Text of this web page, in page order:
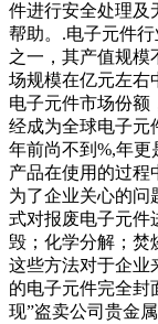
件进行安全处理及
帮助。.电子元件
之一，其产值规模
场规模在亿元左右
电子元件市场份额
经成为全球电子元
年前尚不到%,年
产品在使用的过程
为了企业关心的问
式对报废电子元件
毁；化学分解；焚
这些方法对于企业
的电子元件完全
现”盗卖公司贵金